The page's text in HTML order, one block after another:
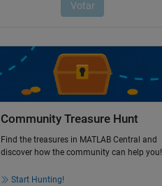
Community Treasure Hunt
Find the treasures in MATLAB Central and
discover how the community can help you!
Start Hunting!